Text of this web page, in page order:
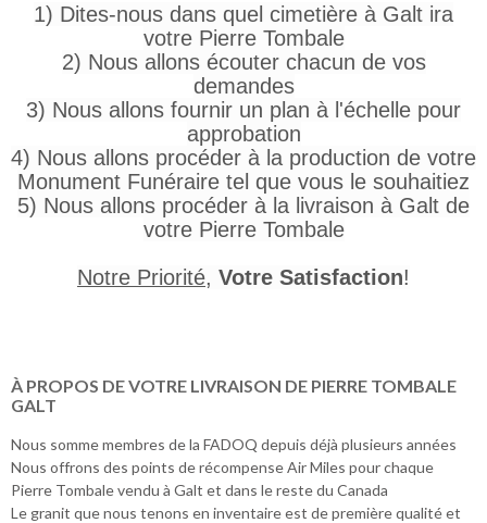
1) Dites-nous dans quel cimetière à Galt ira
votre Pierre Tombale
2) Nous allons écouter chacun de vos
demandes
3) Nous allons fournir un plan à l'échelle pour
approbation
4) Nous allons procéder à la production de votre
Monument Funéraire tel que vous le souhaitiez
5) Nous allons procéder à la livraison à Galt de
votre Pierre Tombale
Notre Priorité, Votre Satisfaction!
À PROPOS DE VOTRE LIVRAISON DE PIERRE TOMBALE
GALT
Nous somme membres de la FADOQ depuis déjà plusieurs années
Nous offrons des points de récompense Air Miles pour chaque
Pierre Tombale vendu à Galt et dans le reste du Canada
Le granit que nous tenons en inventaire est de première qualité et